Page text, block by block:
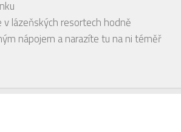
v lázeňských resortech hodně
nápojem a narazíte tu na ni téměř